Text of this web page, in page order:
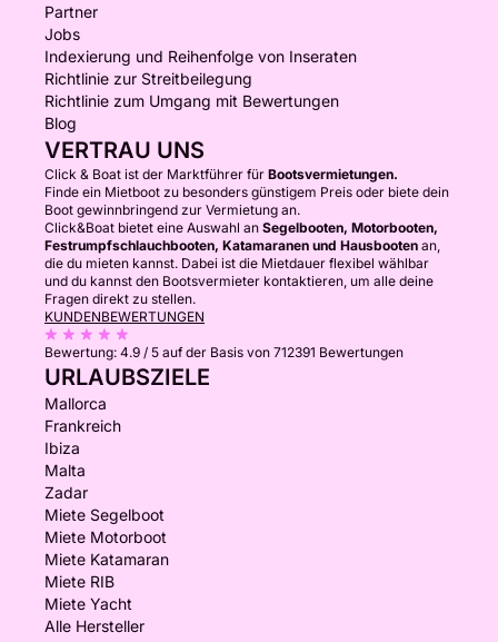
Partner
Jobs
Indexierung und Reihenfolge von Inseraten
Richtlinie zur Streitbeilegung
Richtlinie zum Umgang mit Bewertungen
Blog
VERTRAU UNS
Click & Boat ist der Marktführer für Bootsvermietungen.
Finde ein Mietboot zu besonders günstigem Preis oder biete dein
Boot gewinnbringend zur Vermietung an.
Click&Boat bietet eine Auswahl an Segelbooten, Motorbooten,
Festrumpfschlauchbooten, Katamaranen und Hausbooten an,
die du mieten kannst. Dabei ist die Mietdauer flexibel wählbar
und du kannst den Bootsvermieter kontaktieren, um alle deine
Fragen direkt zu stellen.
KUNDENBEWERTUNGEN
Bewertung: 4.9 / 5 auf der Basis von 712391 Bewertungen
URLAUBSZIELE
Mallorca
Frankreich
Ibiza
Malta
Zadar
Miete Segelboot
Miete Motorboot
Miete Katamaran
Miete RIB
Miete Yacht
Alle Hersteller